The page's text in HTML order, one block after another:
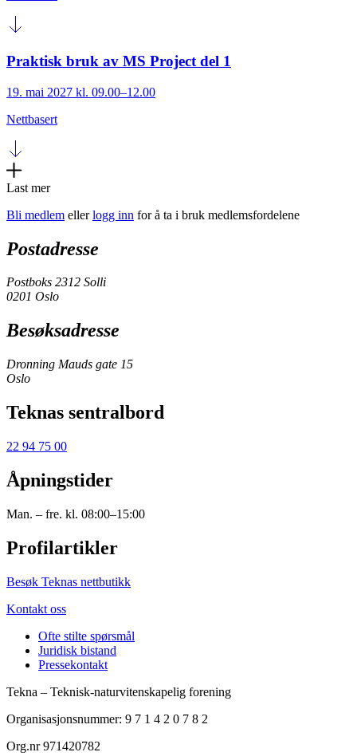
Praktisk bruk av MS Project del 1
19. mai 2027 kl. 09.00–12.00
Nettbasert
Last mer
Bli medlem ellerlogg inn for å ta i bruk medlemsfordelene
Postadresse
Postboks 2312 Solli
0201 Oslo
Besøksadresse
Dronning Mauds gate 15
Oslo
Teknas sentralbord
22 94 75 00
Åpningstider
Man. – fre. kl. 08:00–15:00
Profilartikler
Besøk Teknas nettbutikk
Kontakt oss
Ofte stilte spørsmål
Juridisk bistand
Pressekontakt
Tekna – Teknisk-naturvitenskapelig forening
Organisasjonsnummer: 9 7 1 4 2 0 7 8 2
Org.nr 971420782